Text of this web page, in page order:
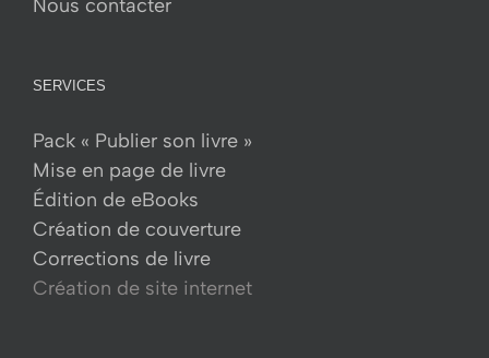
Nous contacter
SERVICES
Pack « Publier son livre »
Mise en page de livre
Édition de eBooks
Création de couverture
Corrections de livre
Création de site internet